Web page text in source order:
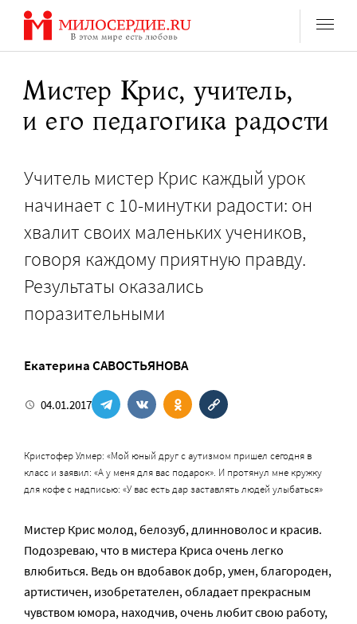
Перейти
содержанию
Мистер Крис, учитель,
и его педагогика радости
Учитель мистер Крис каждый урок
начинает с 10-минутки радости: он
хвалит своих маленьких учеников,
говоря каждому приятную правду.
Результаты оказались
поразительными
Екатерина САВОСТЬЯНОВА
04.01.2017
Кристофер Улмер: «Мой юный друг с аутизмом пришел сегодня в
класс и заявил: «А у меня для вас подарок». И протянул мне кружку
для кофе с надписью: «У вас есть дар заставлять людей улыбаться»
Мистер Крис молод, белозуб, длинноволос и красив.
Подозреваю, что в мистера Криса очень легко
влюбиться. Ведь он вдобавок добр, умен, благороден,
артистичен, изобретателен, обладает прекрасным
чувством юмора, находчив, очень любит свою работу,